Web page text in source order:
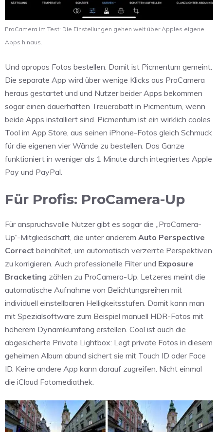
ProCamera im Test: Die Einstellungen gehen weit über Apples eigene
Apps hinaus.
Und apropos Fotos bestellen. Damit ist Picmentum gemeint.
Die separate App wird über wenige Klicks aus ProCamera
heraus gestartet und und Nutzer beider Apps bekommen
sogar einen dauerhaften Treuerabatt in Picmentum, wenn
beide Apps installiert sind. Picmentum ist ein wirklich cooles
Tool im App Store, aus seinen iPhone-Fotos gleich Schmuck
für die eigenen vier Wände zu bestellen. Das Ganze
funktioniert in weniger als 1 Minute durch integriertes Apple
Pay und PayPal.
Für Profis: ProCamera-Up
Für anspruchsvolle Nutzer gibt es sogar die „ProCamera-
Up“-Mitgliedschaft, die unter anderem Auto Perspective
Correct beinahltet, um automatisch verzerrte Perspektiven
zu korrigieren. Auch professionelle Filter und Exposure
Bracketing zählen zu ProCamera-Up. Letzeres meint die
automatische Aufnahme von Belichtungsreihen mit
individuell einstellbaren Helligkeitsstufen. Damit kann man
mit Spezialsoftware zum Beispiel manuell HDR-Fotos mit
höherem Dynamikumfang erstellen. Cool ist auch die
abgesicherte Private Lightbox: Legt private Fotos in diesem
geheimen Album abund sichert sie mit Touch ID oder Face
ID. Keine andere App kann darauf zugreifen. Nicht einmal
die iCloud Fotomediathek.